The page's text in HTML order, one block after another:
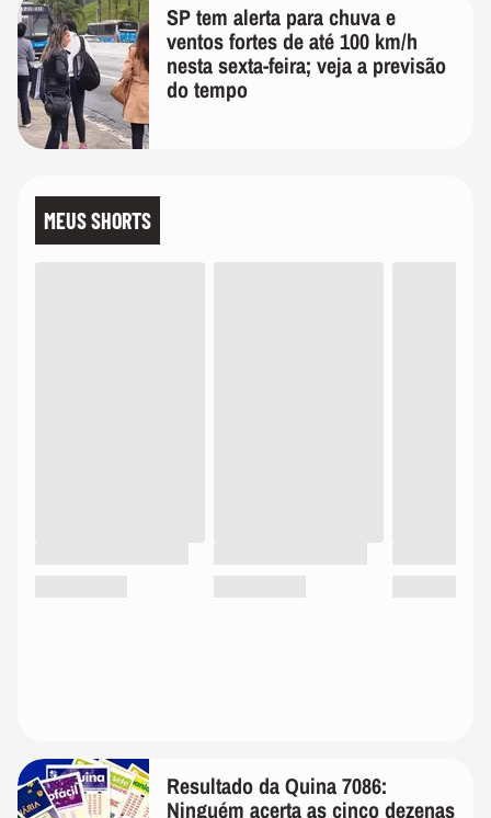
SP tem alerta para chuva e
ventos fortes de até 100 km/h
nesta sexta-feira; veja a previsão
do tempo
MEUS SHORTS
Resultado da Quina 7086:
Ninguém acerta as cinco dezenas